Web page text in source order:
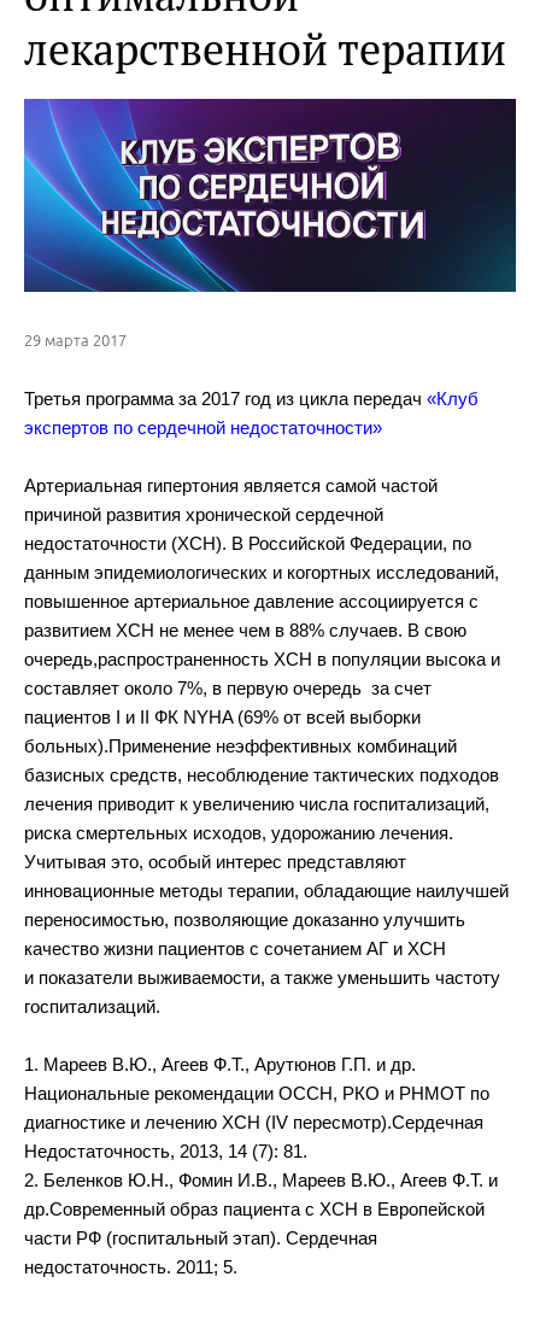
лекарственной терапии
29 марта 2017
Третья программа за 2017 год из цикла передач «Клуб
экспертов по сердечной недостаточности»
Артериальная гипертония является самой частой
причиной развития хронической сердечной
недостаточности (ХСН). В Российской Федерации, по
данным эпидемиологических и когортных исследований,
повышенное артериальное давление ассоциируется с
развитием ХСН не менее чем в 88% случаев. В свою
очередь,распространенность ХСН в популяции высока и
составляет около 7%, в первую очередь за счет
пациентов I и II ФК NYHA (69% от всей выборки
больных).Применение неэффективных комбинаций
базисных средств, несоблюдение тактических подходов
лечения приводит к увеличению числа госпитализаций,
риска смертельных исходов, удорожанию лечения.
Учитывая это, особый интерес представляют
инновационные методы терапии, обладающие наилучшей
переносимостью, позволяющие доказанно улучшить
качество жизни пациентов с сочетанием АГ и ХСН
и показатели выживаемости, а также уменьшить частоту
госпитализаций.
1. Мареев В.Ю., Агеев Ф.Т., Арутюнов Г.П. и др.
Национальные рекомендации ОССН, РКО и РНМОТ по
диагностике и лечению ХСН (IV пересмотр).Сердечная
Недостаточность, 2013, 14 (7): 81.
2. Беленков Ю.Н., Фомин И.В., Мареев В.Ю., Агеев Ф.Т. и
др.Современный образ пациента с ХСН в Европейской
части РФ (госпитальный этап). Сердечная
недостаточность. 2011; 5.